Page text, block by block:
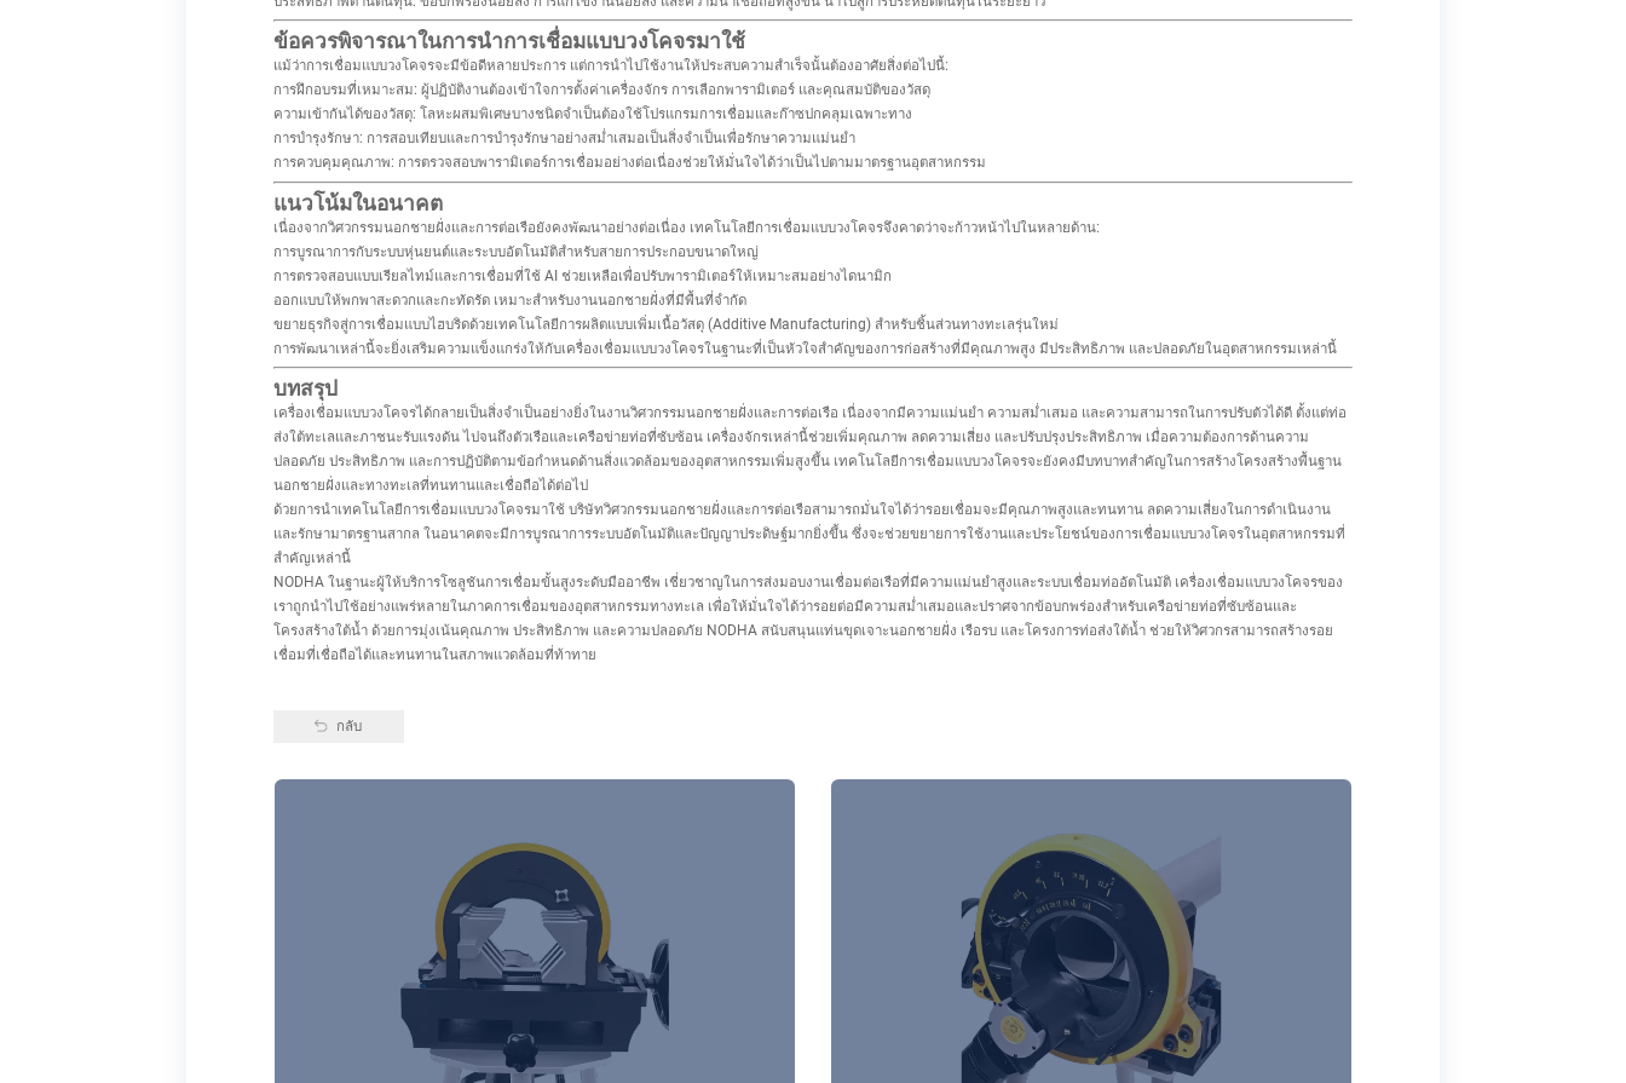
ข้อควรพิจารณาในการนำการเชื่อมแบบวงโคจรมาใช้
แม้ว่าการเชื่อมแบบวงโคจรจะมีข้อดีหลายประการ แต่การนำไปใช้งานให้ประสบความสำเร็จนั้นต้องอาศัยสิ่งต่อไปนี้:
การฝึกอบรมที่เหมาะสม: ผู้ปฏิบัติงานต้องเข้าใจการตั้งค่าเครื่องจักร การเลือกพารามิเตอร์ และคุณสมบัติของวัสดุ
ความเข้ากันได้ของวัสดุ: โลหะผสมพิเศษบางชนิดจำเป็นต้องใช้โปรแกรมการเชื่อมและก๊าซปกคลุมเฉพาะทาง
การบำรุงรักษา: การสอบเทียบและการบำรุงรักษาอย่างสม่ำเสมอเป็นสิ่งจำเป็นเพื่อรักษาความแม่นยำ
การควบคุมคุณภาพ: การตรวจสอบพารามิเตอร์การเชื่อมอย่างต่อเนื่องช่วยให้มั่นใจได้ว่าเป็นไปตามมาตรฐานอุตสาหกรรม
แนวโน้มในอนาคต
เนื่องจากวิศวกรรมนอกชายฝั่งและการต่อเรือยังคงพัฒนาอย่างต่อเนื่อง เทคโนโลยีการเชื่อมแบบวงโคจรจึงคาดว่าจะก้าวหน้าไปในหลายด้าน:
การบูรณาการกับระบบหุ่นยนต์และระบบอัตโนมัติสำหรับสายการประกอบขนาดใหญ่
การตรวจสอบแบบเรียลไทม์และการเชื่อมที่ใช้ AI ช่วยเหลือเพื่อปรับพารามิเตอร์ให้เหมาะสมอย่างไดนามิก
ออกแบบให้พกพาสะดวกและกะทัดรัด เหมาะสำหรับงานนอกชายฝั่งที่มีพื้นที่จำกัด
ขยายธุรกิจสู่การเชื่อมแบบไฮบริดด้วยเทคโนโลยีการผลิตแบบเพิ่มเนื้อวัสดุ (Additive Manufacturing) สำหรับชิ้นส่วนทางทะเลรุ่นใหม่
การพัฒนาเหล่านี้จะยิ่งเสริมความแข็งแกร่งให้กับเครื่องเชื่อมแบบวงโคจรในฐานะที่เป็นหัวใจสำคัญของการก่อสร้างที่มีคุณภาพสูง มีประสิทธิภาพ และปลอดภัยในอุตสาหกรรมเหล่านี้
บทสรุป
เครื่องเชื่อมแบบวงโคจรได้กลายเป็นสิ่งจำเป็นอย่างยิ่งในงานวิศวกรรมนอกชายฝั่งและการต่อเรือ เนื่องจากมีความแม่นยำ ความสม่ำเสมอ และความสามารถในการปรับตัวได้ดี ตั้งแต่ท่อ
ส่งใต้ทะเลและภาชนะรับแรงดัน ไปจนถึงตัวเรือและเครือข่ายท่อที่ซับซ้อน เครื่องจักรเหล่านี้ช่วยเพิ่มคุณภาพ ลดความเสี่ยง และปรับปรุงประสิทธิภาพ เมื่อความต้องการด้านความ
ปลอดภัย ประสิทธิภาพ และการปฏิบัติตามข้อกำหนดด้านสิ่งแวดล้อมของอุตสาหกรรมเพิ่มสูงขึ้น เทคโนโลยีการเชื่อมแบบวงโคจรจะยังคงมีบทบาทสำคัญในการสร้างโครงสร้างพื้นฐาน
นอกชายฝั่งและทางทะเลที่ทนทานและเชื่อถือได้ต่อไป
ด้วยการนำเทคโนโลยีการเชื่อมแบบวงโคจรมาใช้ บริษัทวิศวกรรมนอกชายฝั่งและการต่อเรือสามารถมั่นใจได้ว่ารอยเชื่อมจะมีคุณภาพสูงและทนทาน ลดความเสี่ยงในการดำเนินงาน
และรักษามาตรฐานสากล ในอนาคตจะมีการบูรณาการระบบอัตโนมัติและปัญญาประดิษฐ์มากยิ่งขึ้น ซึ่งจะช่วยขยายการใช้งานและประโยชน์ของการเชื่อมแบบวงโคจรในอุตสาหกรรมที่
สำคัญเหล่านี้
NODHA ในฐานะผู้ให้บริการโซลูชันการเชื่อมขั้นสูงระดับมืออาชีพ เชี่ยวชาญในการส่งมอบงานเชื่อมต่อเรือที่มีความแม่นยำสูงและระบบเชื่อมท่ออัตโนมัติ เครื่องเชื่อมแบบวงโคจรของ
เราถูกนำไปใช้อย่างแพร่หลายในภาคการเชื่อมของอุตสาหกรรมทางทะเล เพื่อให้มั่นใจได้ว่ารอยต่อมีความสม่ำเสมอและปราศจากข้อบกพร่องสำหรับเครือข่ายท่อที่ซับซ้อนและ
โครงสร้างใต้น้ำ ด้วยการมุ่งเน้นคุณภาพ ประสิทธิภาพ และความปลอดภัย NODHA สนับสนุนแท่นขุดเจาะนอกชายฝั่ง เรือรบ และโครงการท่อส่งใต้น้ำ ช่วยให้วิศวกรสามารถสร้างรอย
เชื่อมที่เชื่อถือได้และทนทานในสภาพแวดล้อมที่ท้าทาย
กลับ